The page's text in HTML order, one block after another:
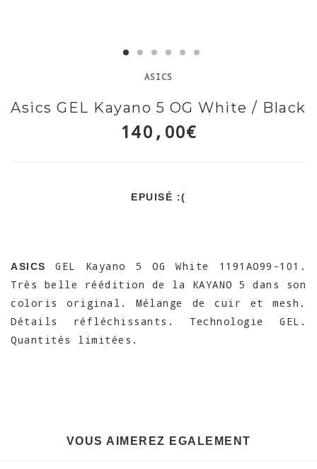
ASICS
Asics GEL Kayano 5 OG White / Black
140,00€
EPUISÉ :(
ASICS
GEL Kayano 5 OG White 1191AO99-101.
Très belle réédition de la KAYANO 5 dans son
coloris original. Mélange de cuir et mesh.
Détails réfléchissants. Technologie GEL.
Quantités limitées.
VOUS AIMEREZ EGALEMENT